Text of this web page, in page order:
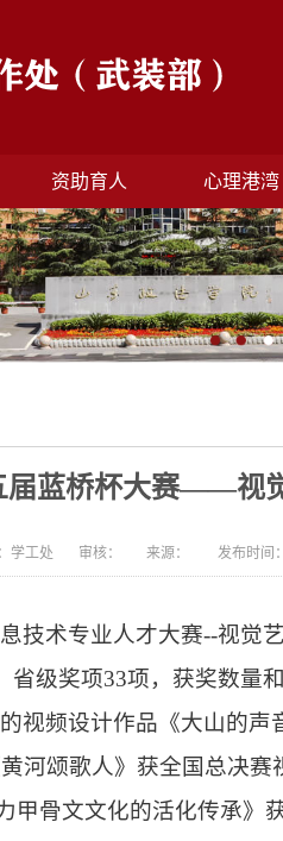
资助育人 心理港湾
届蓝桥杯大赛——视
学工处 审核： 来源： 发布时间：
技术专业人才大赛--视觉
级奖项33项，获奖数量
视频设计作品《大山的声
河颂歌人》获全国总决赛
甲骨文文化的活化传承》